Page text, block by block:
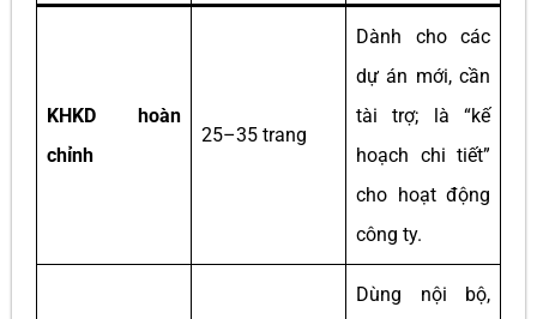
KHKD hoàn
chỉnh
25–35 trang
Dành cho các
dự án mới, cần
tài trợ; là “kế
hoạch chi tiết”
cho hoạt động
công ty.
Dùng nội bộ,